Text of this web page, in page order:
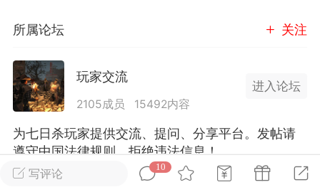
环境，中文网特此发布以下声明，规范
汉
大人
Lv.8
写评论
10
所属论坛 关注
玩家交流
2105成员 15492内容
进入论坛
为七日杀玩家提供交流、提问、分享平台。发帖请
遵守中国法律规则，拒绝违法信息！